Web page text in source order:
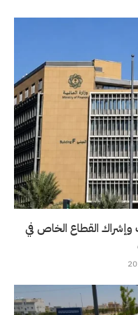
وإشراك القطاع الخاص في